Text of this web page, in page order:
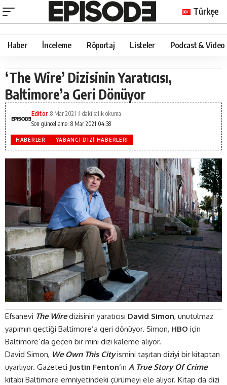
Türkçe
Haber İnceleme Röportaj Listeler Podcast & Video
‘The Wire’ Dizisinin Yaratıcısı,
Baltimore’a Geri Dönüyor
Son güncelleme: 8 Mar 2021 04:38
Editör 8 Mar 2021 1 dakikalık okuma
HABERLER YABANCI DIZI HABERLERI
Efsanevi The Wiredizisinin yaratıcısı David Simon, unutulmaz
yapımın geçtiği Baltimore’a geri dönüyor. Simon, HBO için
Baltimore’da geçen bir mini dizi kaleme alıyor.
David Simon, We Own This Cityismini taşıtan diziyi bir kitaptan
uyarlıyor. Gazeteci Justin Fenton‘ın A True Story Of Crime
kitabı Baltimore emniyetindeki çürümeyi ele alıyor. Kitap da dizi